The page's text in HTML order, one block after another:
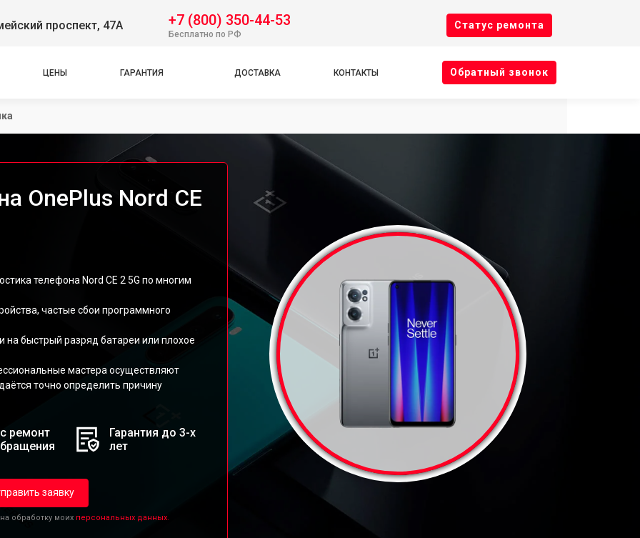
проспект, 47А +7 (800) 350-44-53
Бесплатно по РФ
Cтатус ремонта
ЦЕНЫ ГАРАНТИЯ ДОСТАВКА КОНТАКТЫ Oбратный звонок
OnePlus Nord CE
телефона Nord CE 2 5G по многим
частые сбои программного
быстрый разряд батареи или плохое
мастера осуществляют
точно определить причину
ремонт
Гарантия до 3-х
лет
заявку
обработку моих персональных данных.